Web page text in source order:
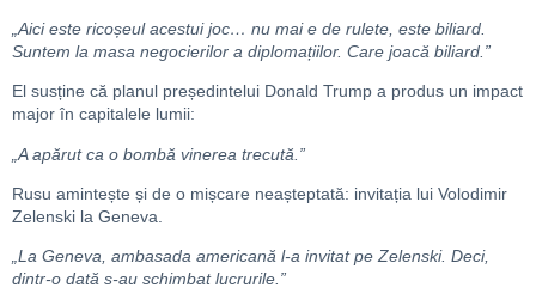
„Aici este ricoșeul acestui joc… nu mai e de rulete, este biliard.
Suntem la masa negocierilor a diplomațiilor. Care joacă biliard.”
El susține că planul președintelui Donald Trump a produs un impact
major în capitalele lumii:
„A apărut ca o bombă vinerea trecută.”
Rusu amintește și de o mișcare neașteptată: invitația lui Volodimir
Zelenski la Geneva.
„La Geneva, ambasada americană l-a invitat pe Zelenski. Deci,
dintr-o dată s-au schimbat lucrurile.”